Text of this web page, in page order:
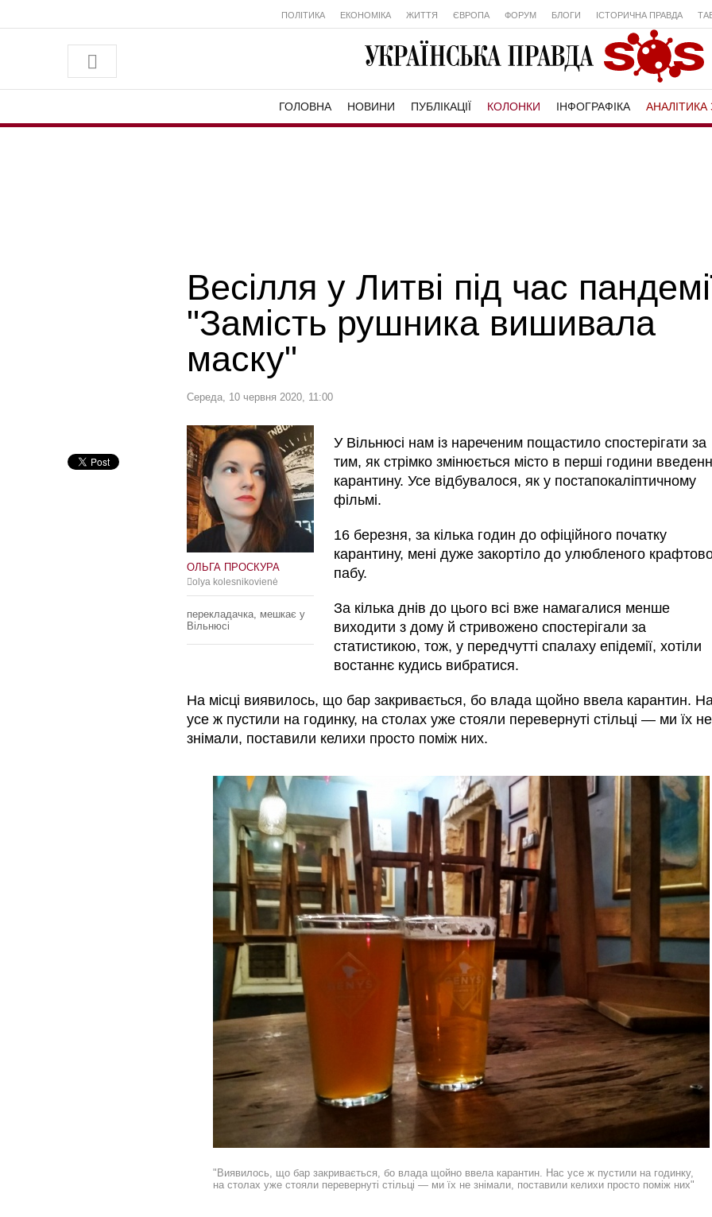
ПОЛІТИКА ЕКОНОМІКА ЖИТТЯ ЄВРОПА ФОРУМ БЛОГИ ІСТОРИЧНА ПРАВДА
ГОЛОВНА НОВИНИ ПУБЛІКАЦІЇ КОЛОНКИ ІНФОГРАФІКА АНАЛІТИКА
Весілля у Литві під час
"Замість рушника вишивала
маску"
Середа, 10 червня 2020, 11:00
ОЛЬГА ПРОСКУРА
olya kolesnikovienė
перекладачка, мешкає у
Вільнюсі
У Вільнюсі нам із нареченим пощастило спостерігати за
тим, як стрімко змінюється місто в перші години
карантину. Усе відбувалося, як у постапокаліптичному
фільмі.
16 березня, за кілька годин до офіційного початку
карантину, мені дуже закортіло до улюбленого
пабу.
За кілька днів до цього всі вже намагалися менше
виходити з дому й стривожено спостерігали за
статистикою, тож, у передчутті спалаху епідемії, хотіли
востаннє кудись вибратися.
На місці виявилось, що бар закривається, бо влада щойно ввела карантин.
усе ж пустили на годинку, на столах уже стояли перевернуті стільці — ми їх не
знімали, поставили келихи просто поміж них.
"Виявилось, що бар закривається, бо влада щойно ввела карантин. Нас усе ж пустили на годинку,
на столах уже стояли перевернуті стільці — ми їх не знімали, поставили келихи просто поміж них"